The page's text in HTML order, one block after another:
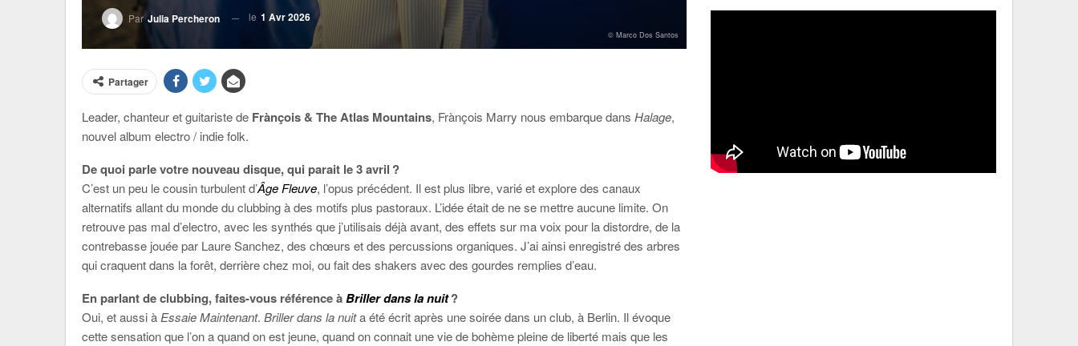
ParJulia Percheron le 1 Avr 2026
© Marco Dos Santos
Partager
Leader, chanteur et guitariste de Frànçois & The Atlas Mountains, Frànçois Marry nous embarque dans Halage,
nouvel album electro / indie folk.
De quoi parle votre nouveau disque, qui parait le 3 avril ?
C’est un peu le cousin turbulent d’Âge Fleuve, l’opus précédent. Il est plus libre, varié et explore des canaux
alternatifs allant du monde du clubbing à des motifs plus pastoraux. L’idée était de ne se mettre aucune limite. On
retrouve pas mal d’electro, avec les synthés que j’utilisais déjà avant, des effets sur ma voix pour la distordre, de la
contrebasse jouée par Laure Sanchez, des chœurs et des percussions organiques. J’ai ainsi enregistré des arbres
qui craquent dans la forêt, derrière chez moi, ou fait des shakers avec des gourdes remplies d’eau.
En parlant de clubbing, faites-vous référence àBriller dans la nuit?
Oui, et aussi à Essaie Maintenant. Briller dans la nuita été écrit après une soirée dans un club, à Berlin. Il évoque
cette sensation que l’on a quand on est jeune, quand on connait une vie de bohème pleine de liberté mais que les